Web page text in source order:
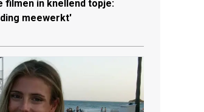
filmen in knellend topje:
meewerkt'